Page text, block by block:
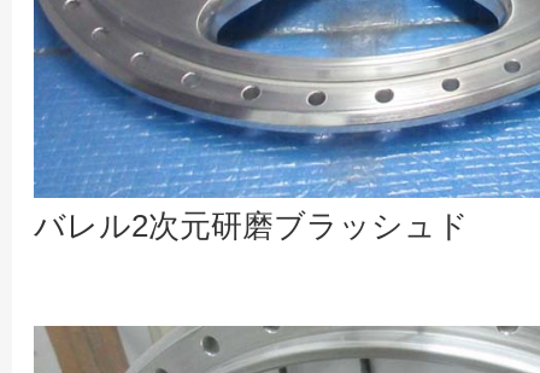
バレル2次元研磨ブラッシュド